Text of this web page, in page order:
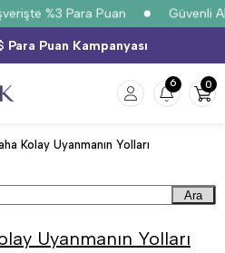
%3 Para Puan Güvenli
Para Puan Kampanyası
6 0
Kolay Uyanmanın Yolları
Ara
Uyanmanın Yolları